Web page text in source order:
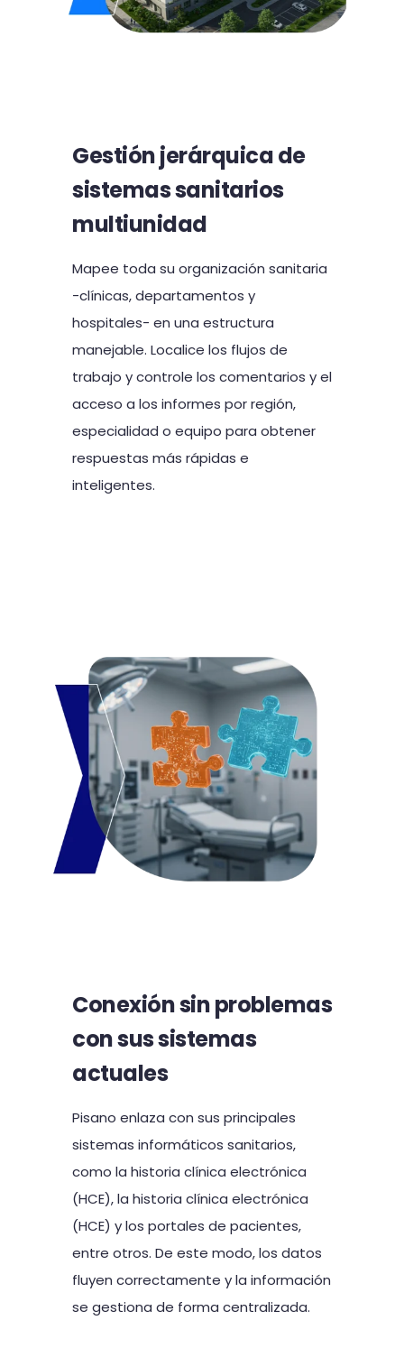
Gestión jerárquica de
sistemas sanitarios
multiunidad
Mapee toda su organización sanitaria
-clínicas, departamentos y
hospitales- en una estructura
manejable. Localice los flujos de
trabajo y controle los comentarios y el
acceso a los informes por región,
especialidad o equipo para obtener
respuestas más rápidas e
inteligentes.
Conexión sin problemas
con sus sistemas
actuales
Pisano enlaza con sus principales
sistemas informáticos sanitarios,
como la historia clínica electrónica
(HCE), la historia clínica electrónica
(HCE) y los portales de pacientes,
entre otros. De este modo, los datos
fluyen correctamente y la información
se gestiona de forma centralizada.